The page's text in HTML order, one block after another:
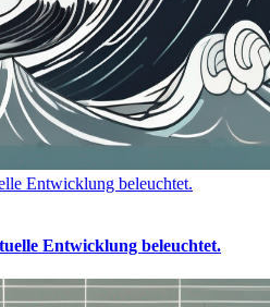
Entwicklung beleuchtet.
Entwicklung beleuchtet.